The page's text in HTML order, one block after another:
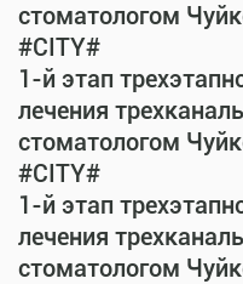
стоматологом
#CITY#
1-й этап
лечения
стоматологом
#CITY#
1-й этап
лечения
стоматологом